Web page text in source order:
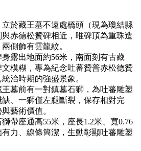
於藏王墓不遠處橋頭（現為瓊結縣
赤德松贊碑相近，唯碑頂為重珠造
側飾有雲龍紋。
露出地面約56米，南面刻有古藏
模糊，專為紀念吐蕃贊普赤松德贊
治時期的強盛景象。
墓前有一對鎮墓石獅，為吐蕃雕塑
、一獅僅左腿斷裂，保存相對完
藝術價值。
帶座通高55米，座長1.2米、寬0.76
力、線條簡潔，生動彰顯吐蕃雕塑